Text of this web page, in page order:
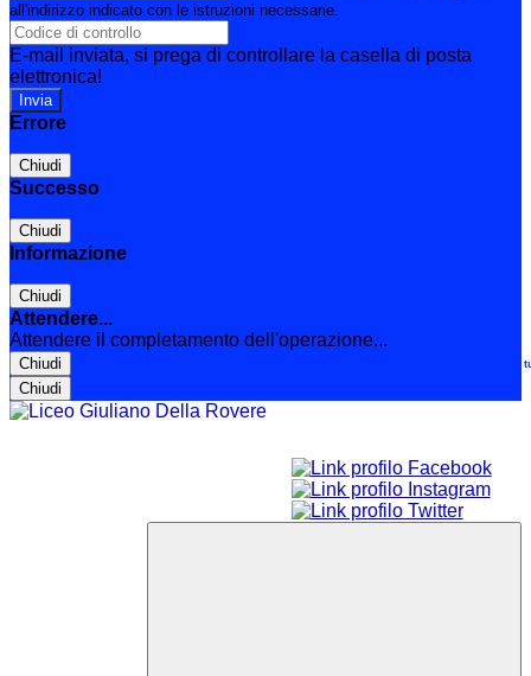
all'indirizzo indicato con le istruzioni necessarie.
E-mail inviata, si prega di controllare la casella di posta
elettronica!
Errore
Chiudi
Successo
Chiudi
Informazione
Chiudi
Attendere...
Attendere il completamento dell'operazione...
Chiudi
Chiudi
Le